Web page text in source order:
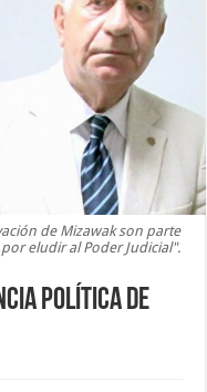
de Mizawak son parte
eludir al Poder Judicial".
política de